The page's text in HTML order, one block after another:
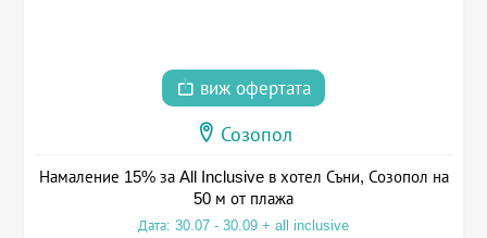
виж офертата
Созопол
Намаление 15% за All Inclusive в хотел Съни, Созопол на
50 м от плажа
Дата: 30.07 - 30.09 + all inclusive